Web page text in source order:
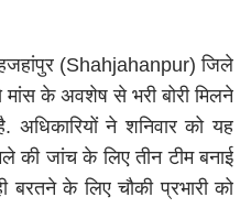
(Shahjahanpur) जिले
के अवशेष से भरी बोरी मिलने
अधिकारियों ने शनिवार को यह
की जांच के लिए तीन टीम बनाई
बरतने के लिए चौकी प्रभारी को